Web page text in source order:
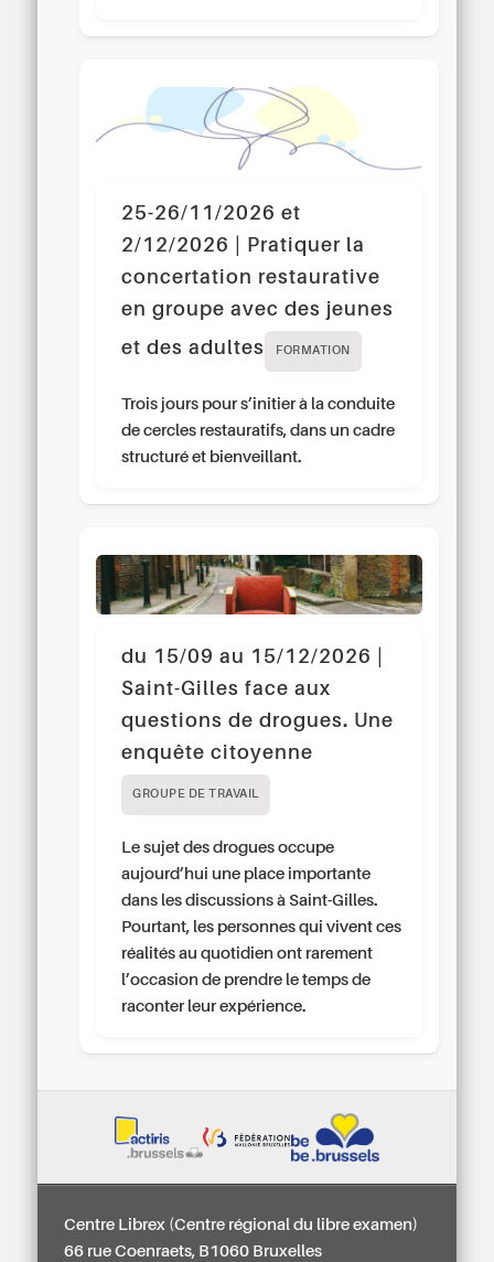
25-26/11/2026 et
2/12/2026 | Pratiquer la
concertation restaurative
en groupe avec des jeunes
et des adultes
FORMATION
Trois jours pour s’initier à la conduite
de cercles restauratifs, dans un cadre
structuré et bienveillant.
du 15/09 au 15/12/2026 |
Saint-Gilles face aux
questions de drogues. Une
enquête citoyenne
GROUPE DE TRAVAIL
Le sujet des drogues occupe
aujourd’hui une place importante
dans les discussions à Saint-Gilles.
Pourtant, les personnes qui vivent ces
réalités au quotidien ont rarement
l’occasion de prendre le temps de
raconter leur expérience.
Centre Librex (Centre régional du libre examen)
66 rue Coenraets, B1060 Bruxelles